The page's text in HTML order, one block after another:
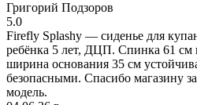
Григорий Подзоров
5.0
Firefly Splashy — сиденье для
ребёнка 5 лет, ДЦП. Спинка 61 см
ширина основания 35 см
безопасными. Спасибо магазину
модель.